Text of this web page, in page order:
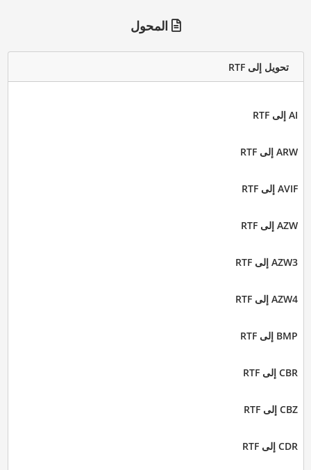
المحول
تحويل إلى RTF
AI إلى RTF
ARW إلى RTF
AVIF إلى RTF
AZW إلى RTF
AZW3 إلى RTF
AZW4 إلى RTF
BMP إلى RTF
CBR إلى RTF
CBZ إلى RTF
CDR إلى RTF